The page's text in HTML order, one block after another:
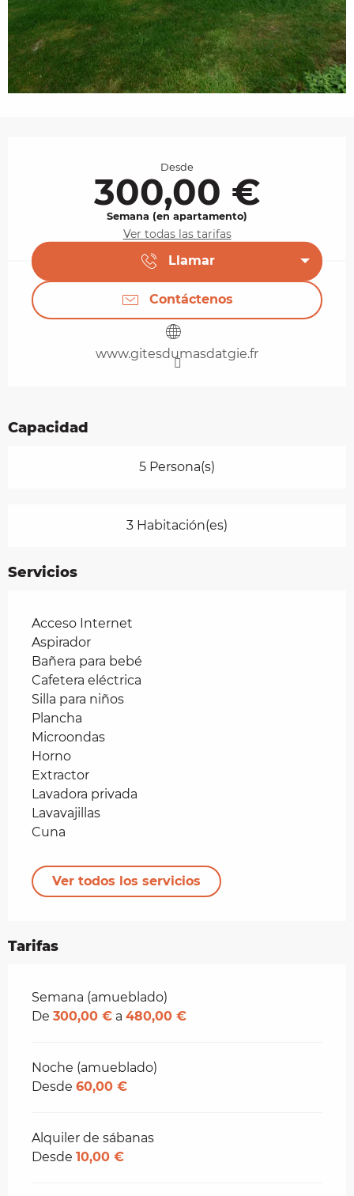
Desde
300,00 €
Semana (en apartamento)
Ver todas las tarifas
Llamar
Contáctenos
www.gitesdumasdatgie.fr
Capacidad
5 Persona(s)
3 Habitación(es)
Servicios
Acceso Internet
Aspirador
Bañera para bebé
Cafetera eléctrica
Silla para niños
Plancha
Microondas
Horno
Extractor
Lavadora privada
Lavavajillas
Cuna
Ver todos los servicios
Tarifas
Tarifas 2026
Semana (amueblado)
De 300,00 € a 480,00 €
Noche (amueblado)
Desde 60,00 €
Alquiler de sábanas
Desde 10,00 €